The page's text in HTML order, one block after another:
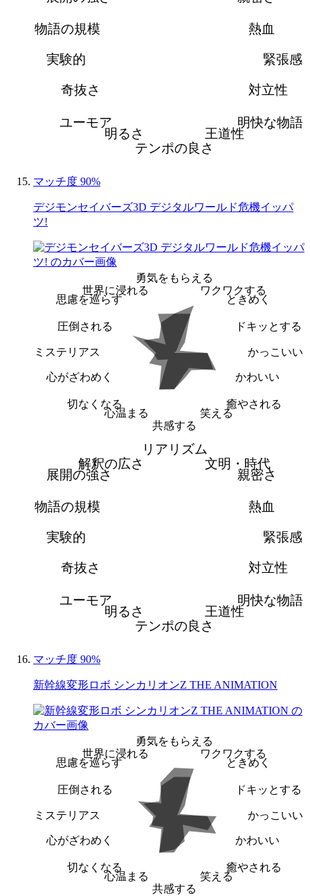
熱血
緊張感
対立性
明快な物語
王道性
テンポの良さ
明るさ
ユーモア
奇抜さ
実験的
物語の規模
マッチ度 90%
デジモンセイバーズ3D デジタルワールド危機イッパ
ツ!
勇気をもらえる
ワクワクする
ときめく
ドキッとする
かっこいい
かわいい
癒やされる
笑える
共感する
心温まる
切なくなる
心がざわめく
ミステリアス
圧倒される
思慮を巡らす
世界に浸れる
リアリズム
文明・時代
親密さ
熱血
緊張感
対立性
明快な物語
王道性
テンポの良さ
明るさ
ユーモア
奇抜さ
実験的
物語の規模
展開の強さ
解釈の広さ
マッチ度 90%
新幹線変形ロボ シンカリオンZ THE ANIMATION
勇気をもらえる
ワクワクする
ときめく
ドキッとする
かっこいい
かわいい
癒やされる
笑える
共感する
心温まる
切なくなる
心がざわめく
ミステリアス
圧倒される
思慮を巡らす
世界に浸れる